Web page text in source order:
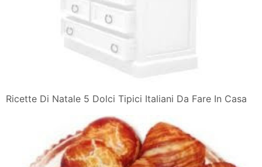
Ricette Di Natale 5 Dolci Tipici Italiani Da Fare In Casa